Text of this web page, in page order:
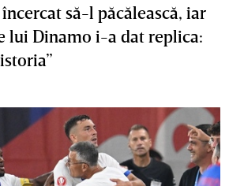
să-l păcălească, iar
lui Dinamo i-a dat replica: